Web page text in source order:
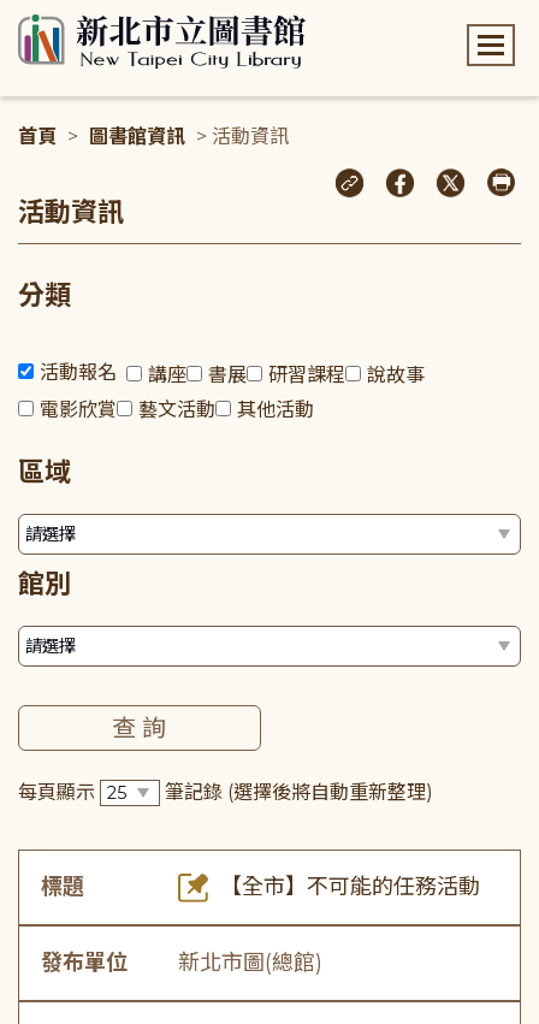
首頁 > 圖書館資訊 > 活動資訊
活動資訊
分類
活動報名 講座 書展 研習課程
說故事
電影欣賞
藝文活動 其他活動
區域
館別
每頁顯示 筆記錄 (選擇後將自動重新整理)
標題 【全市】不可能的任務活動
發布單位 新北市圖(總館)